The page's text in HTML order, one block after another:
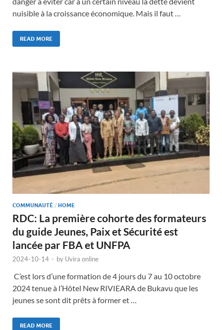
nuisible à la croissance économique. Mais il faut …
READ MORE
COMMUNAUTÉ / HOME
RDC: La première cohorte des formateurs
du guide Jeunes, Paix et Sécurité est
lancée par FBA et UNFPA
2024-10-14 - by Uvira online
C’est lors d’une formation de 4 jours du 7 au 10 octobre
2024 tenue à l’Hôtel New RIVIEARA de Bukavu que les
jeunes se sont dit prêts à former et …
READ MORE